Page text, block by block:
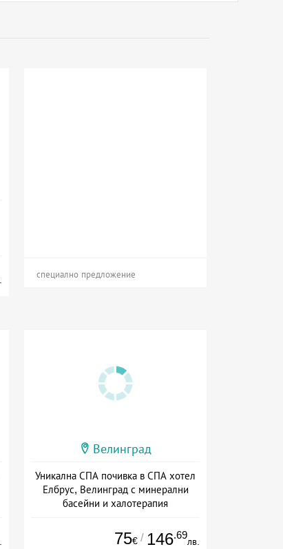
специално предложение
Велинград
Уникална СПА почивка в СПА хотел
Елбрус, Велинград с минерални
басейни и халотерапия
75€ / 146.69
лв.